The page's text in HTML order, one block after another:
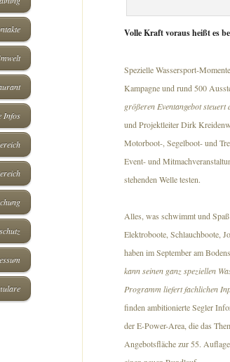
Infos
Volle Kraft voraus heißt es
Spezielle Wassersport-
Kampagne und rund 500
größeren Eventangebot
und Projektleiter Dirk
Motorboot-, Segelboot- und
Event- und
stehenden Welle testen.
Alles, was schwimmt und
Elektroboote, Schlauchboote,
haben im September am
kann seinen ganz speziellen
Programm liefert fachlichen
finden ambitionierte Segler
der E-Power-Area, die das
Angebotsfläche zur 55.